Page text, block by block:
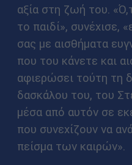
αξία στη ζωή του.
το παιδί», συνέχισε,
σας με αισθήματα
που του κάνετε και
αφιερώσει τούτη τη
δασκάλου του, του
μέσα από αυτόν σε
που συνεχίζουν να
πείσμα των καιρών».